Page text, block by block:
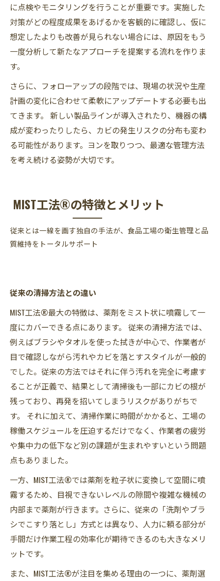
に点検やモニタリングを行うことが重要です。実施した
対策がどの程度成果をあげるかを客観的に確認し、仮に
想定したよりも改善が見られない場合には、原因をもう
一度分析して新たなアプローチを提案する流れを作りま
す。
さらに、フォローアップの段階では、現場の状況や生産
計画の変化に合わせて柔軟にアップデートする必要も出
てきます。 新しい製品ラインが導入されたり、機器の構
成が変わったりしたら、カビの発生リスクの分布も変わ
る可能性があります。ヨンを取りつつ、最適な管理方法
を考え続ける姿勢が大切です。
MIST工法®の特徴とメリット
従来とは一線を画す独自の手法が、食品工場の衛生管理と品
質維持をトータルサポート
従来の清掃方法との違い
MIST工法®最大の特徴は、薬剤をミスト状に噴霧して一
度にカバーできる点にあります。 従来の清掃方法では、
例えばブラシやタオルを使った拭きが中心で、作業者が
目で確認しながら汚れやカビを落とすスタイルが一般的
でした。従来の方法ではそれに伴う汚れを完全に考慮す
ることが正義で、結果として清掃後も一部にカビの根が
残っており、再発を招いてしまうリスクがありがちで
す。 それに加えて、清掃作業に時間がかかると、工場の
稼働スケジュールを圧迫するだけでなく、作業者の疲労
や集中力の低下など別の課題が生まれやすいという問題
点もありました。
一方、MIST工法®では薬剤を粒子状に変換して空間に噴
霧するため、目視できないレベルの隙間や複雑な機械の
内部まで薬剤が行きます。さらに、従来の「洗剤やブラ
シでこすり落とし」方式とは異なり、人力に頼る部分が
手間だけ作業工程の効率化が期待できるのも大きなメリ
ットです。
また、MIST工法®が注目を集める理由の一つに、薬剤選